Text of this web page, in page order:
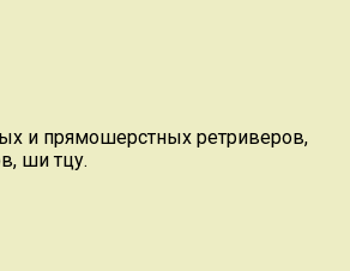
и прямошерстных ретриверов,
ши тцу.